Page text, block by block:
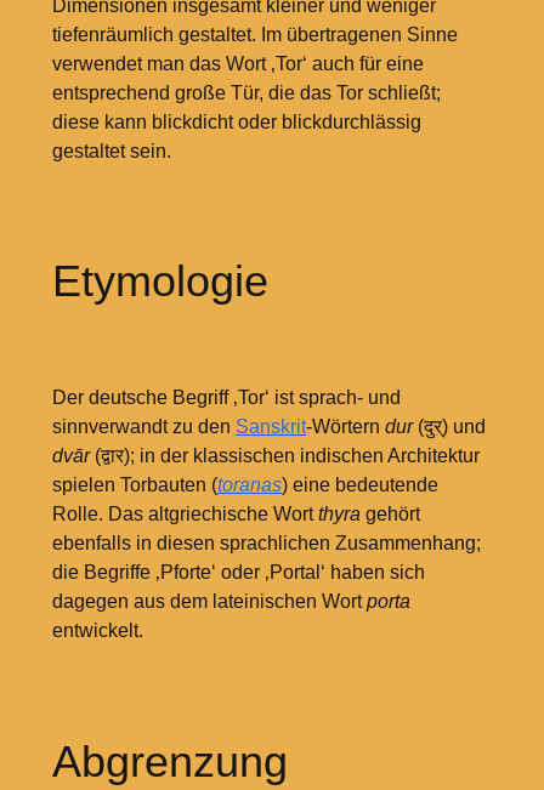
Dimensionen insgesamt kleiner und weniger
tiefenräumlich gestaltet. Im übertragenen Sinne
verwendet man das Wort ‚Tor‘ auch für eine
entsprechend große Tür, die das Tor schließt;
diese kann blickdicht oder blickdurchlässig
gestaltet sein.
Etymologie
Der deutsche Begriff ‚Tor‘ ist sprach- und
sinnverwandt zu den Sanskrit-Wörtern dur(दुर्) und
dvār(द्वार); in der klassischen indischen Architektur
spielen Torbauten (toranas) eine bedeutende
Rolle. Das altgriechische Wortthyra gehört
ebenfalls in diesen sprachlichen Zusammenhang;
die Begriffe ‚Pforte‘ oder ‚Portal‘ haben sich
dagegen aus dem lateinischen Wortporta
entwickelt.
Abgrenzung